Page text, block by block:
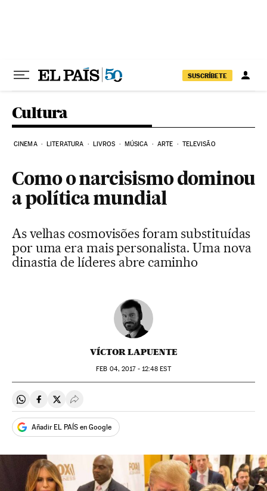
SUSCRÍBETE
Cultura
CINEMA LITERATURA LIVROS MÚSICA ARTE TELEVISÃO
Como o narcisismo dominou
a política mundial
As velhas cosmovisões foram substituídas
por uma era mais personalista. Uma nova
dinastia de líderes abre caminho
VÍCTOR LAPUENTE
FEB 04, 2017 - 12:48 EST
Compartir en Whatsapp
Compartir en Facebook
Compartir en Twitter
Desplegar Redes Sociales
Añadir EL PAÍS en Google